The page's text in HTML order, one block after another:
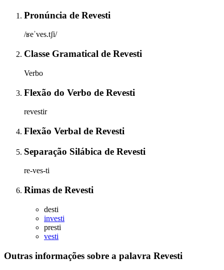
Pronúncia de Revesti
/ʁeˈves.tʃi/
Classe Gramatical de Revesti
Verbo
Flexão do Verbo de Revesti
revestir
Flexão Verbal de Revesti
Separação Silábica de Revesti
re-ves-ti
Rimas de Revesti
desti
investi
presti
vesti
Outras informações sobre a palavra Revesti